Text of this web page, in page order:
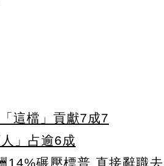
這檔」貢獻7成7
」占逾6成
14%碾壓標普 直接辭職去